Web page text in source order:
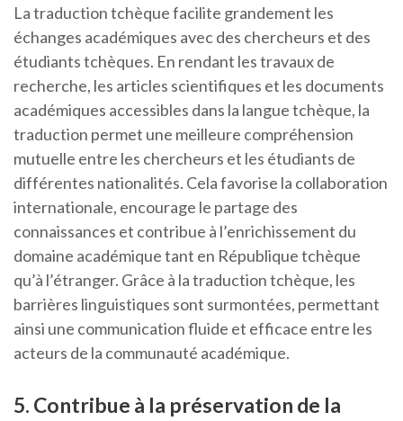
La traduction tchèque facilite grandement les
échanges académiques avec des chercheurs et des
étudiants tchèques. En rendant les travaux de
recherche, les articles scientifiques et les documents
académiques accessibles dans la langue tchèque, la
traduction permet une meilleure compréhension
mutuelle entre les chercheurs et les étudiants de
différentes nationalités. Cela favorise la collaboration
internationale, encourage le partage des
connaissances et contribue à l’enrichissement du
domaine académique tant en République tchèque
qu’à l’étranger. Grâce à la traduction tchèque, les
barrières linguistiques sont surmontées, permettant
ainsi une communication fluide et efficace entre les
acteurs de la communauté académique.
5. Contribue à la préservation de la